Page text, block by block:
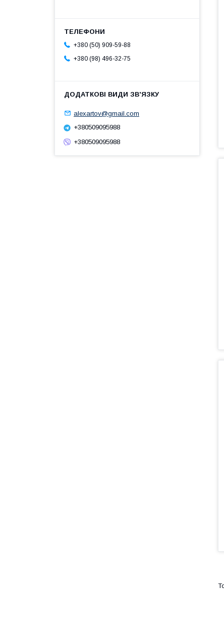
+380 (50) 909-59-88
+380 (98) 496-32-75
alexartov@gmail.com
+380509095988
+380509095988